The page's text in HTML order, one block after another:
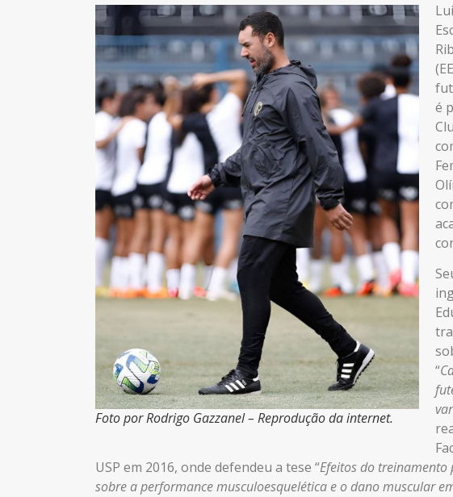
Foto por Rodrigo Gazzanel – Reprodução da internet.
é
“
USP em 2016, onde defendeu a tese “Efeitos do
sobre a performance musculoesquelética e o dano muscular